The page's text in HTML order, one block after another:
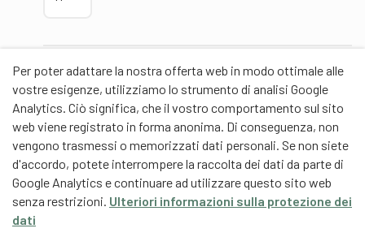
Per poter adattare la nostra offerta web in modo ottimale alle
vostre esigenze, utilizziamo lo strumento di analisi Google
Analytics. Ciò significa, che il vostro comportamento sul sito
web viene registrato in forma anonima. Di conseguenza, non
vengono trasmessi o memorizzati dati personali. Se non siete
d'accordo, potete interrompere la raccolta dei dati da parte di
Google Analytics e continuare ad utilizzare questo sito web
senza restrizioni. Ulteriori informazioni sulla protezione dei
dati
Partner
Partner di contenuti
Scuola universitaria federale dello Sport Macolin